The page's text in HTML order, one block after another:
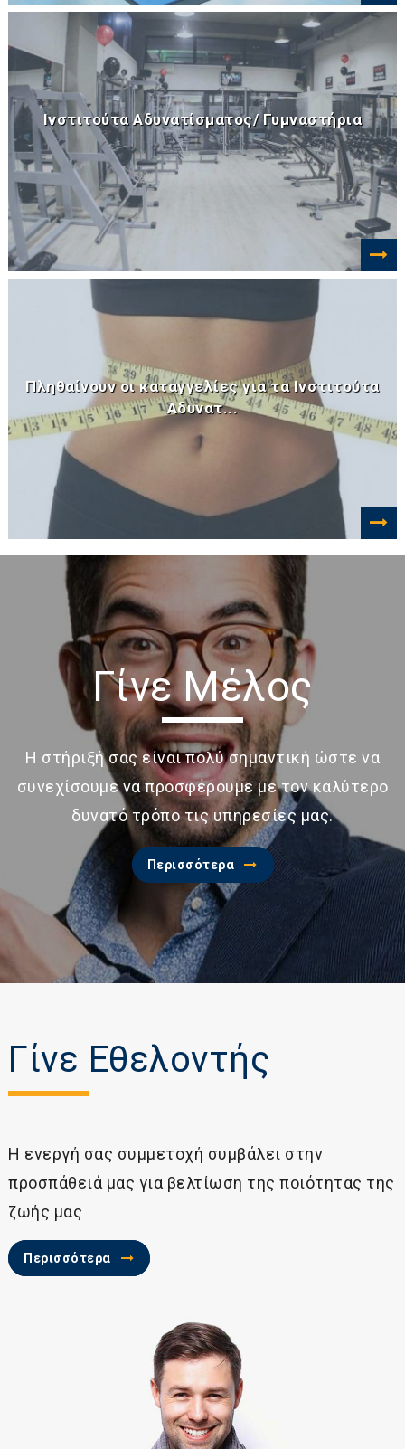
Ινστιτούτα Αδυνατίσματος/ Γυμναστήρια
Πληθαίνουν οι καταγγελίες για τα Ινστιτούτα
Αδυνατ...
Γίνε Μέλος
Η στήριξή σας είναι πολύ σημαντική ώστε να
συνεχίσουμε να προσφέρουμε με τον καλύτερο
δυνατό τρόπο τις υπηρεσίες μας.
Περισσότερα
Γίνε Εθελοντής
Η ενεργή σας συμμετοχή συμβάλει στην
προσπάθειά μας για βελτίωση της ποιότητας της
ζωής μας
Περισσότερα